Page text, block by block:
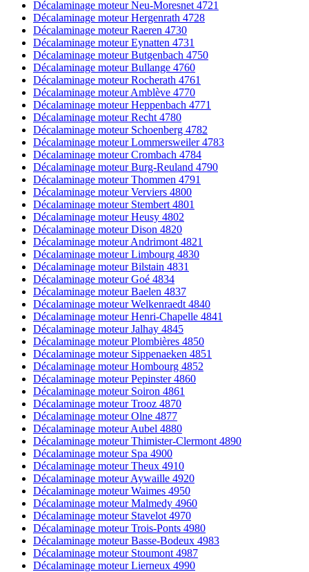
Décalaminage moteur Neu-Moresnet 4721
Décalaminage moteur Hergenrath 4728
Décalaminage moteur Raeren 4730
Décalaminage moteur Eynatten 4731
Décalaminage moteur Butgenbach 4750
Décalaminage moteur Bullange 4760
Décalaminage moteur Rocherath 4761
Décalaminage moteur Amblève 4770
Décalaminage moteur Heppenbach 4771
Décalaminage moteur Recht 4780
Décalaminage moteur Schoenberg 4782
Décalaminage moteur Lommersweiler 4783
Décalaminage moteur Crombach 4784
Décalaminage moteur Burg-Reuland 4790
Décalaminage moteur Thommen 4791
Décalaminage moteur Verviers 4800
Décalaminage moteur Stembert 4801
Décalaminage moteur Heusy 4802
Décalaminage moteur Dison 4820
Décalaminage moteur Andrimont 4821
Décalaminage moteur Limbourg 4830
Décalaminage moteur Bilstain 4831
Décalaminage moteur Goé 4834
Décalaminage moteur Baelen 4837
Décalaminage moteur Welkenraedt 4840
Décalaminage moteur Henri-Chapelle 4841
Décalaminage moteur Jalhay 4845
Décalaminage moteur Plombières 4850
Décalaminage moteur Sippenaeken 4851
Décalaminage moteur Hombourg 4852
Décalaminage moteur Pepinster 4860
Décalaminage moteur Soiron 4861
Décalaminage moteur Trooz 4870
Décalaminage moteur Olne 4877
Décalaminage moteur Aubel 4880
Décalaminage moteur Thimister-Clermont 4890
Décalaminage moteur Spa 4900
Décalaminage moteur Theux 4910
Décalaminage moteur Aywaille 4920
Décalaminage moteur Waimes 4950
Décalaminage moteur Malmedy 4960
Décalaminage moteur Stavelot 4970
Décalaminage moteur Trois-Ponts 4980
Décalaminage moteur Basse-Bodeux 4983
Décalaminage moteur Stoumont 4987
Décalaminage moteur Lierneux 4990